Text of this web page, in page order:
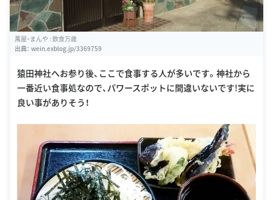
萬屋・まんや : 飲食万歳
出典： wein.exblog.jp/3369759
猿田神社へお参り後、ここで食事する人が多いです。神社から
一番近い食事処なので、パワースポットに間違いないです!実に
良い事がありそう！